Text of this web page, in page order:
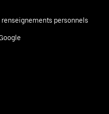
renseignements personnels